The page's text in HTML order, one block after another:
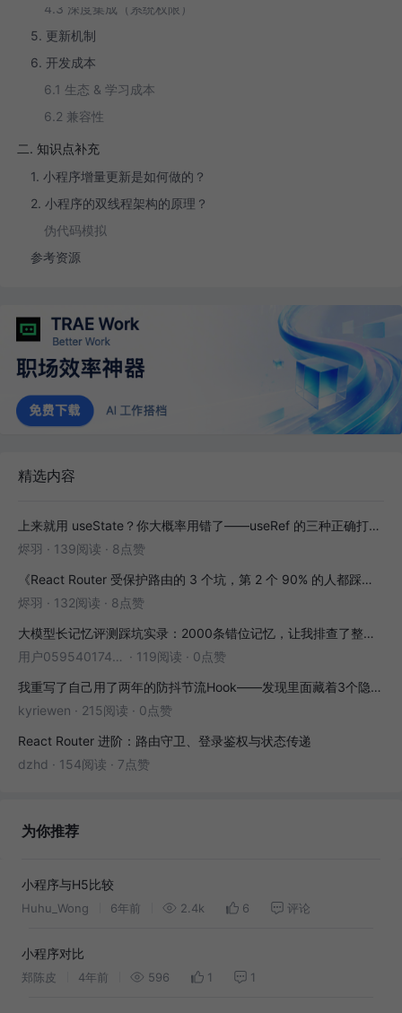
4.3 深度集成（系统权限）
5. 更新机制
6. 开发成本
6.1 生态 & 学习成本
6.2 兼容性
二. 知识点补充
1. 小程序增量更新是如何做的？
2. 小程序的双线程架构的原理？
伪代码模拟
参考资源
精选内容
上来就用 useState？你大概率用错了——useRef 的三种正确打开方式
烬羽 · 139阅读 · 8点赞
《React Router 受保护路由的 3 个坑，第 2 个 90% 的人都踩过》
烬羽 · 132阅读 · 8点赞
大模型长记忆评测踩坑实录：2000条错位记忆，让我排查了整整3小时
用户05954017446 · 119阅读 · 0点赞
我重写了自己用了两年的防抖节流Hook——发现里面藏着3个隐藏bug
kyriewen · 215阅读 · 0点赞
React Router 进阶：路由守卫、登录鉴权与状态传递
dzhd · 154阅读 · 7点赞
为你推荐
小程序与H5比较
Huhu_Wong 6年前 2.4k 6 评论
小程序对比
郑陈皮 4年前 596 1 1